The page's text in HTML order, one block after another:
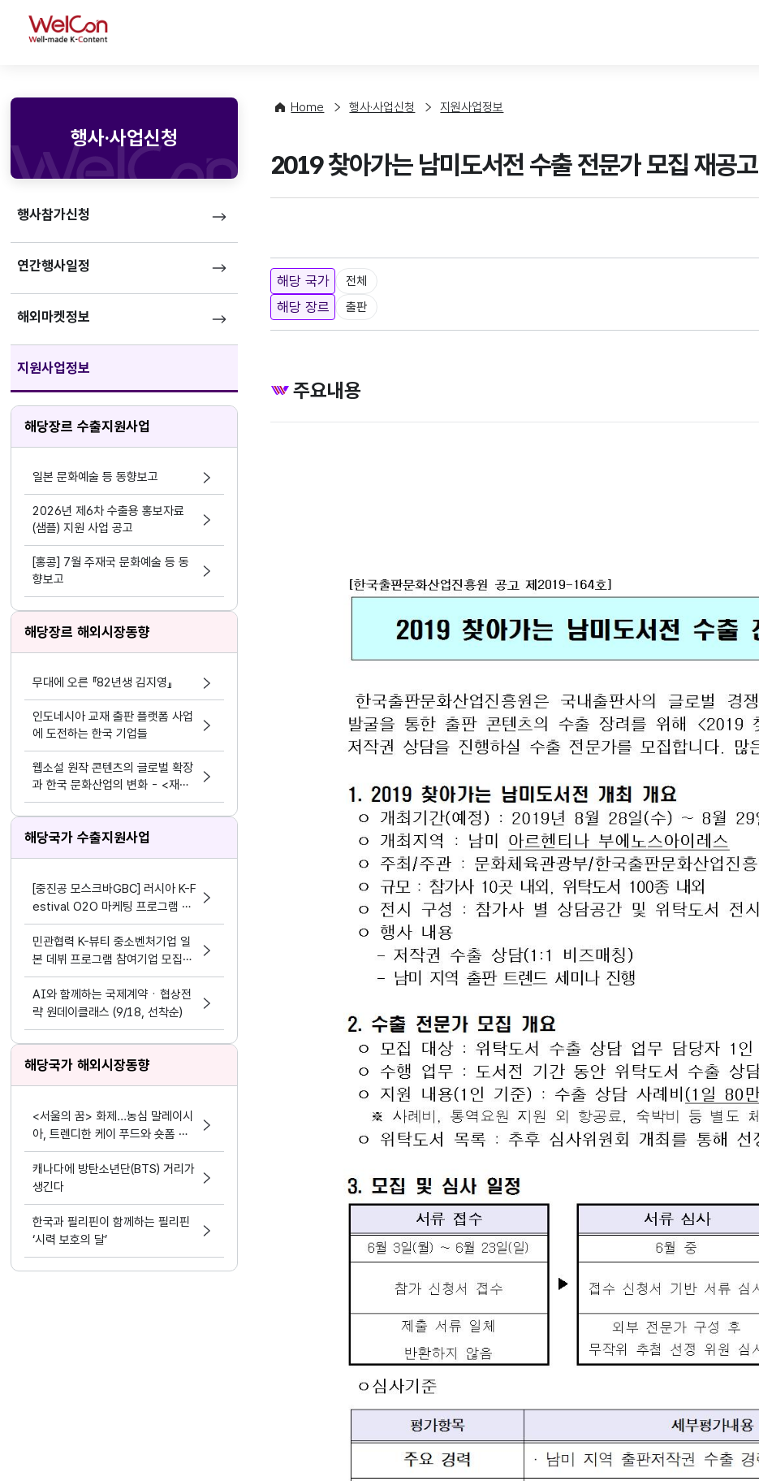
WelCon
행사·사업신청
행사참가신청
연간행사일정
해외마켓정보
지원사업정보
해당장르 수출지원사업
일본 문화예술 등 동향보고
2026년 제6차 수출용 홍보자료
(샘플) 지원 사업 공고
[홍콩] 7월 주재국 문화예술 등 동
향보고
해당장르 해외시장동향
무대에 오른 『82년생 김지영』
인도네시아 교재 출판 플랫폼 사업
에 도전하는 한국 기업들
웹소설 원작 콘텐츠의 글로벌 확장
과 한국 문화산업의 변화 - <재혼
황후> 실사화 드라마
해당국가 수출지원사업
[중진공 모스크바GBC] 러시아 K-F
estival O2O 마케팅 프로그램 참
여기업 모집 공고(~8.19)
민관협력 K-뷰티 중소벤처기업 일
본 데뷔 프로그램 참여기업 모집공
고
AI와 함께하는 국제계약ㆍ협상전
략 원데이클래스 (9/18, 선착순)
해당국가 해외시장동향
<서울의 꿈> 화제...농심 말레이시
아, 트렌디한 케이 푸드와 숏폼 마
케팅 결합
캐나다에 방탄소년단(BTS) 거리가
생긴다
한국과 필리핀이 함께하는 필리핀
‘시력 보호의 달’
Home 행사·사업신청 지원사업정보
2019 찾아가는 남미도서전 수출 전문가 모집 재공고
해당 국가 전체
해당 장르 출판
주요내용